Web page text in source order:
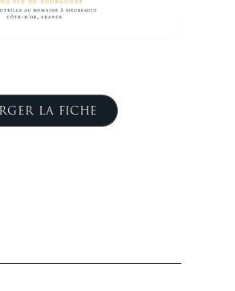
LA FICHE